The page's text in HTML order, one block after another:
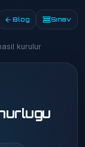
Blog Sınav
kurulur